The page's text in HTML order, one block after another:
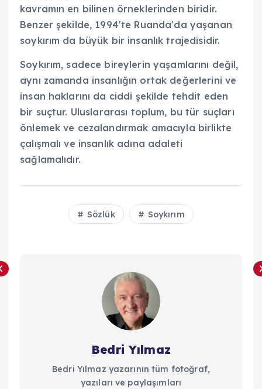
kavramın en bilinen örneklerinden biridir.
Benzer şekilde, 1994'te Ruanda'da yaşanan
soykırım da büyük bir insanlık trajedisidir.
Soykırım, sadece bireylerin yaşamlarını değil,
aynı zamanda insanlığın ortak değerlerini ve
insan haklarını da ciddi şekilde tehdit eden
bir suçtur. Uluslararası toplum, bu tür suçları
önlemek ve cezalandırmak amacıyla birlikte
çalışmalı ve insanlık adına adaleti
sağlamalıdır.
Sözlük Soykırım
Bedri Yılmaz
Bedri Yılmaz yazarının tüm fotoğraf,
yazıları ve paylaşımları